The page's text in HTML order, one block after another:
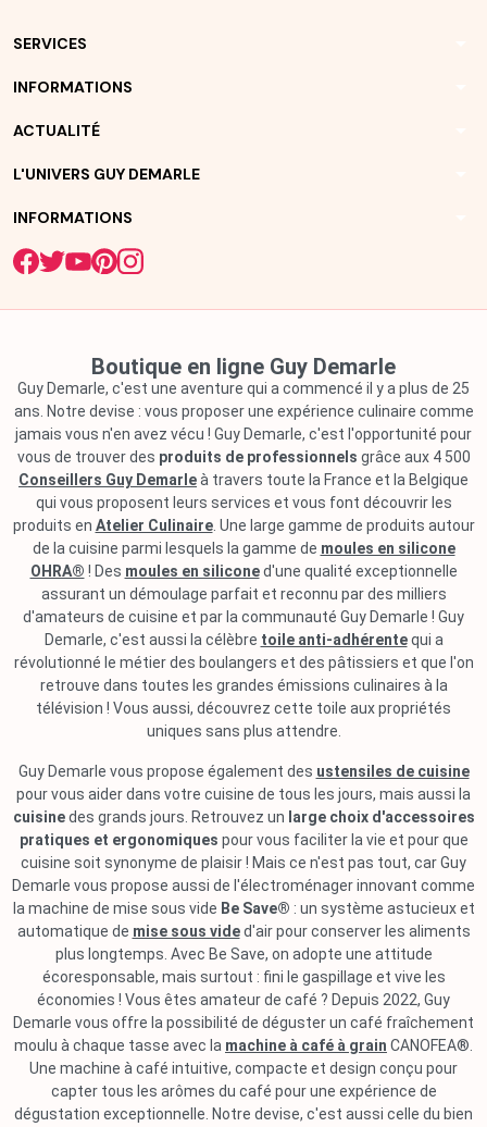
SERVICES
INFORMATIONS
ACTUALITÉ
L'UNIVERS GUY DEMARLE
INFORMATIONS
Boutique en ligne Guy Demarle
Guy Demarle, c'est une aventure qui a commencé il y a plus de 25
ans. Notre devise : vous proposer une expérience culinaire comme
jamais vous n'en avez vécu ! Guy Demarle, c'est l'opportunité pour
vous de trouver des produits de professionnels grâce aux 4 500
Conseillers Guy Demarleà travers toute la France et la Belgique
qui vous proposent leurs services et vous font découvrir les
produits en Atelier Culinaire. Une large gamme de produits autour
de la cuisine parmi lesquels la gamme de moules en silicone
OHRA® ! Des moules en siliconed'une qualité exceptionnelle
assurant un démoulage parfait et reconnu par des milliers
d'amateurs de cuisine et par la communauté Guy Demarle ! Guy
Demarle, c'est aussi la célèbre toile anti-adhérentequi a
révolutionné le métier des boulangers et des pâtissiers et que l'on
retrouve dans toutes les grandes émissions culinaires à la
télévision ! Vous aussi, découvrez cette toile aux propriétés
uniques sans plus attendre.
Guy Demarle vous propose également des ustensiles de cuisine
pour vous aider dans votre cuisine de tous les jours, mais aussi la
cuisinedes grands jours. Retrouvez un large choix d'accessoires
pratiques et ergonomiques pour vous faciliter la vie et pour que
cuisine soit synonyme de plaisir ! Mais ce n'est pas tout, car Guy
Demarle vous propose aussi de l'électroménager innovant comme
la machine de mise sous vide Be Save® : un système astucieux et
automatique de mise sous vided'air pour conserver les aliments
plus longtemps. Avec Be Save, on adopte une attitude
écoresponsable, mais surtout : fini le gaspillage et vive les
économies ! Vous êtes amateur de café ? Depuis 2022, Guy
Demarle vous offre la possibilité de déguster un café fraîchement
moulu à chaque tasse avec la machine à café à grain CANOFEA®.
Une machine à café intuitive, compacte et design conçu pour
capter tous les arômes du café pour une expérience de
dégustation exceptionnelle. Notre devise, c'est aussi celle du bien